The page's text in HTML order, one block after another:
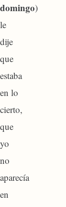
domingo)
le
dije
que
estaba
en lo
cierto,
que
yo
no
aparecía
en